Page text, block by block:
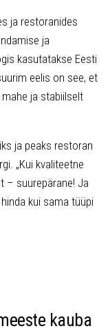
ja restoranides
ja
kasutatakse Eesti
eelis on see, et
ja stabiilselt
ja peaks restoran
„Kui kvaliteetne
– suurepärane! Ja
kui sama tüüpi
kauba